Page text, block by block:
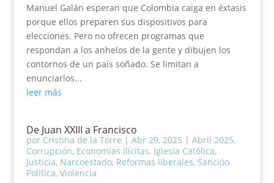
Manuel Galán esperan que Colombia caiga en éxtasis
porque ellos preparen sus dispositivos para
elecciones. Pero no ofrecen programas que
respondan a los anhelos de la gente y dibujen los
contornos de un país soñado. Se limitan a
enunciarlos...
leer más
De Juan XXIII a Francisco
por Cristina de la Torre | Abr 29, 2025 | Abril 2025,
Corrupción, Economías ilícitas, Iglesia Católica,
Justicia, Narcoestado, Reformas liberales, Sanción
Política, Violencia